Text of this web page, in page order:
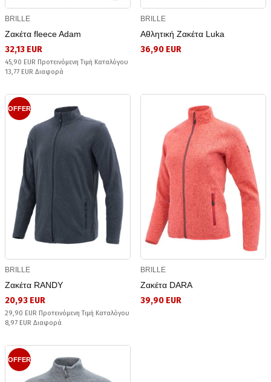
BRILLE
Ζακέτα fleece Adam
32,13 EUR
45,90 EUR Προτεινόμενη Τιμή Καταλόγου
13,77 EUR Διαφορά
BRILLE
Αθλητική Ζακέτα Luka
36,90 EUR
OFFER
BRILLE
Ζακέτα RANDY
20,93 EUR
29,90 EUR Προτεινόμενη Τιμή Καταλόγου
8,97 EUR Διαφορά
BRILLE
Ζακέτα DARA
39,90 EUR
OFFER